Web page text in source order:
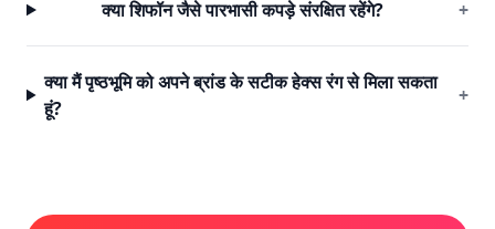
क्या शिफॉन जैसे पारभासी कपड़े संरक्षित रहेंगे? +
क्या मैं पृष्ठभूमि को अपने ब्रांड के सटीक हेक्स रंग से मिला सकता
हूं?
+